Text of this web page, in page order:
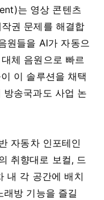
는 영상 콘텐츠
권 문제를 해결합
원들을 AI가 자동으
체 음원으로 빠르
이 솔루션을 채택
송국과도 사업 논
자동차 인포테인
취향대로 보컬, 드
내 각 공간에 배치
방 기능을 즐길